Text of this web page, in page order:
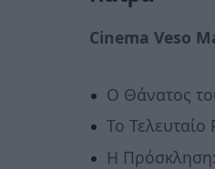
Cinema Veso
Ο Θάνατος
Το
Η